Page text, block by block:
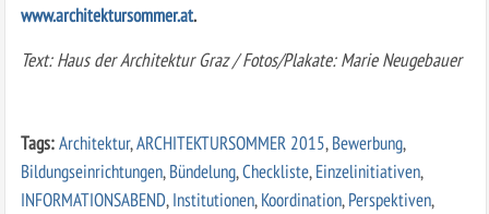
www.architektursommer.at.
Text: Haus der Architektur Graz / Fotos/Plakate: Marie Neugebauer
Tags:Architektur,ARCHITEKTURSOMMER 2015,Bewerbung,
Bildungseinrichtungen,Bündelung,Checkliste,Einzelinitiativen,
INFORMATIONSABEND,Institutionen,Koordination,Perspektiven,